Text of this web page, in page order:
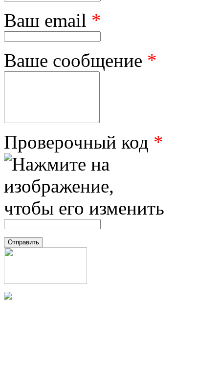
Ваш email *
Ваше сообщение *
Проверочный код *